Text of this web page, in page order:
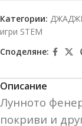
Категории:
игри STEM
Споделяне:
Описание
Лунното
покриви и